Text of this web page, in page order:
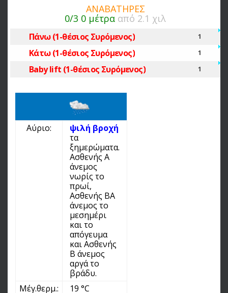
ΑΝΑΒΑΤΗΡΕΣ
0/3 0 μέτρα από 2.1 χιλ
Πάνω (1-θέσιος Συρόμενος) 1
Κάτω (1-θέσιος Συρόμενος) 1
Baby lift (1-θέσιος Συρόμενος) 1